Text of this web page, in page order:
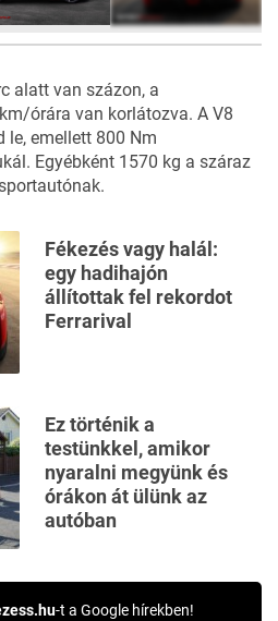
alatt van százon, a
órára van korlátozva. A V8
le, emellett 800 Nm
Egyébként 1570 kg a száraz
Fékezés vagy halál:
egy hadihajón
állítottak fel rekordot
Ferrarival
Ez történik a
testünkkel, amikor
nyaralni megyünk és
órákon át ülünk az
autóban
-t a Google hírekben!